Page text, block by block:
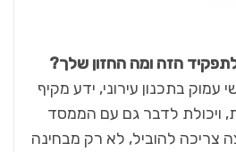
הזה ומה החזון שלך?
עמוק בתכנון עירוני, ידע מקיף
ויכולת לדבר גם עם הממסד
צריכה להוביל, לא רק מבחינה